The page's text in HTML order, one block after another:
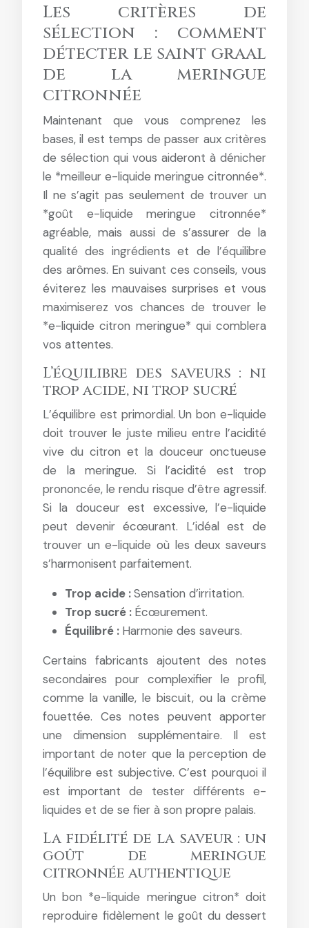
Les critères de
sélection : comment
détecter le saint graal
de la meringue
citronnée
Maintenant que vous comprenez les
bases, il est temps de passer aux critères
de sélection qui vous aideront à dénicher
le *meilleur e-liquide meringue citronnée*.
Il ne s’agit pas seulement de trouver un
*goût e-liquide meringue citronnée*
agréable, mais aussi de s’assurer de la
qualité des ingrédients et de l’équilibre
des arômes. En suivant ces conseils, vous
éviterez les mauvaises surprises et vous
maximiserez vos chances de trouver le
*e-liquide citron meringue* qui comblera
vos attentes.
L’équilibre des saveurs : ni
trop acide, ni trop sucré
L’équilibre est primordial. Un bon e-liquide
doit trouver le juste milieu entre l’acidité
vive du citron et la douceur onctueuse
de la meringue. Si l’acidité est trop
prononcée, le rendu risque d’être agressif.
Si la douceur est excessive, l’e-liquide
peut devenir écœurant. L’idéal est de
trouver un e-liquide où les deux saveurs
s’harmonisent parfaitement.
Trop acide :Sensation d’irritation.
Trop sucré : Écœurement.
Équilibré : Harmonie des saveurs.
Certains fabricants ajoutent des notes
secondaires pour complexifier le profil,
comme la vanille, le biscuit, ou la crème
fouettée. Ces notes peuvent apporter
une dimension supplémentaire. Il est
important de noter que la perception de
l’équilibre est subjective. C’est pourquoi il
est important de tester différents e-
liquides et de se fier à son propre palais.
La fidélité de la saveur : un
goût de meringue
citronnée authentique
Un bon *e-liquide meringue citron* doit
reproduire fidèlement le goût du dessert